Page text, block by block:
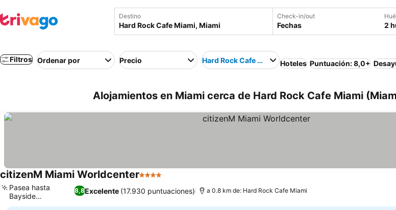
Destino Check-in/out
Fechas 2
Filtros Ordenar por Precio Hard Rock Cafe Miami Hoteles Puntuación: 8,0+
Alojamientos en Miami cerca de Hard Rock Cafe Miami
citizenM Miami Worldcenter4 Estrellas
8,8Excelente (17.930 puntuaciones)
Pasea hasta
Bayside
Marketplace
a 0.8 km de: Hard Rock Cafe Miami